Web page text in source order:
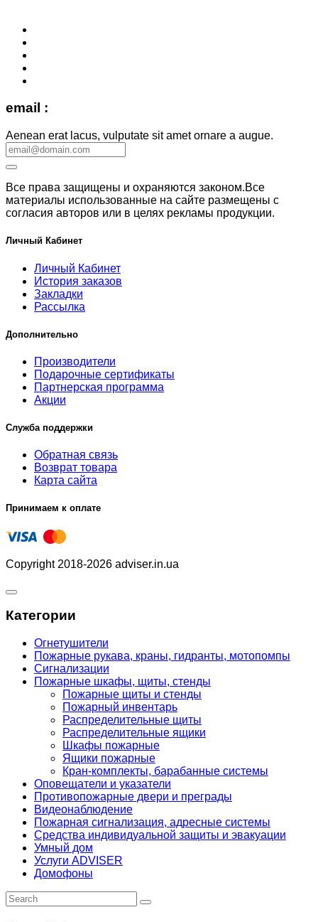
email :
Aenean erat lacus, vulputate sit amet ornare a augue.
Все права защищены и охраняются законом.Все
материалы использованные на сайте размещены с
согласия авторов или в целях рекламы продукции.
Личный Кабинет
Личный Кабинет
История заказов
Закладки
Рассылка
Дополнительно
Производители
Подарочные сертификаты
Партнерская программа
Акции
Служба поддержки
Обратная связь
Возврат товара
Карта сайта
Принимаем к оплате
Copyright 2018-2026 adviser.in.ua
Категории
Огнетушители
Пожарные рукава, краны, гидранты, мотопомпы
Сигнализации
Пожарные шкафы, щиты, стенды
Пожарные щиты и стенды
Пожарный инвентарь
Распределительные щиты
Распределительные ящики
Шкафы пожарные
Ящики пожарные
Кран-комплекты, барабанные системы
Оповещатели и указатели
Противопожарные двери и преграды
Видеонаблюдение
Пожарная сигнализация, адресные системы
Средства индивидуальной защиты и эвакуации
Умный дом
Услуги ADVISER
Домофоны